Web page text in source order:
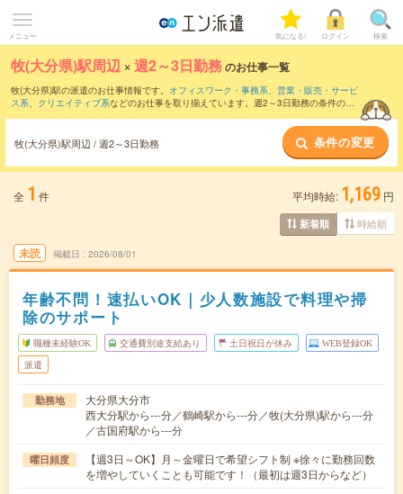
メニュー 気になる! ログイン 検索
牧(大分県)駅周辺 ×週2～3日勤務のお仕事一覧
牧(大分県)駅の派遣のお仕事情報です。 オフィスワーク・事務系、 営業・販売・サービ
ス系、 クリエイティブ系などのお仕事を取り揃えています。週2～3日勤務の条件の他
牧(大分県)駅周辺 / 週2～3日勤務 条件の変更
全 1 件 平均時給: 1,169 円
新着順 時給順
未読 掲載日 2026/08/01
年齢不問！速払いOK｜少人数施設で料理や掃
除のサポート
職種未経験OK 交通費別途支給あり 土日祝日が休み WEB登録OK
派遣
勤務地
大分県大分市
西大分駅から---分／鶴崎駅から---分／牧(大分県)駅から---分
／古国府駅から---分
曜日頻度
【週3日～OK】月～金曜日で希望シフト制 ※徐々に勤務回数
を増やしていくことも可能です！（最初は週3日からなど）